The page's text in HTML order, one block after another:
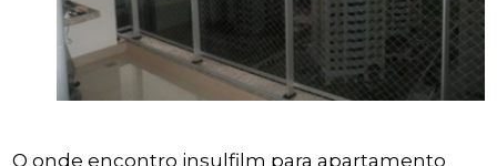
O onde encontro insulfilm para apartamento